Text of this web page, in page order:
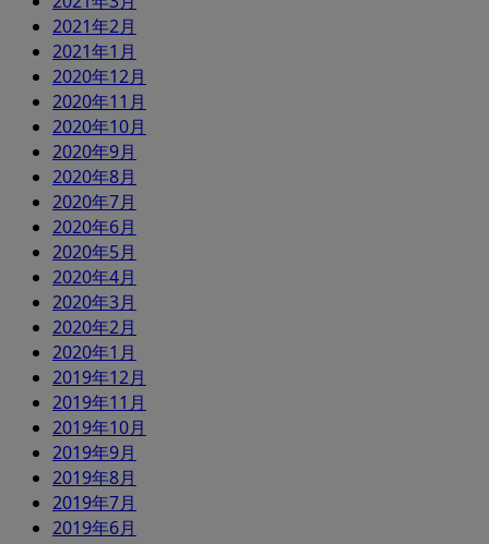
2021年2月
2021年1月
2020年12月
2020年11月
2020年10月
2020年9月
2020年8月
2020年7月
2020年6月
2020年5月
2020年4月
2020年3月
2020年2月
2020年1月
2019年12月
2019年11月
2019年10月
2019年9月
2019年8月
2019年7月
2019年6月